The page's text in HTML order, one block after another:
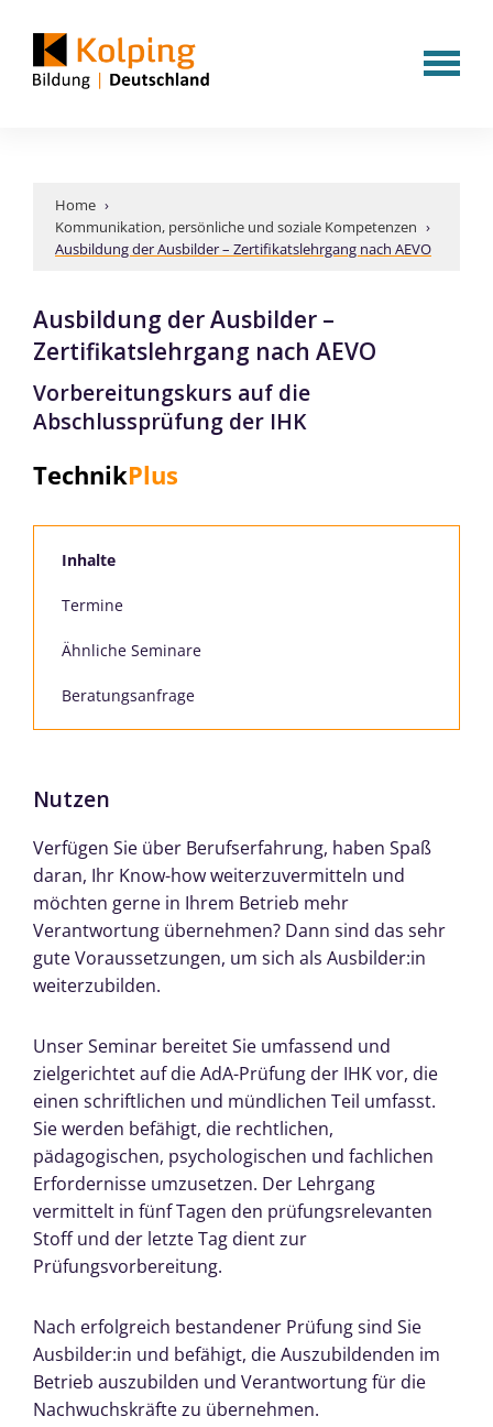
Home ›
Kommunikation, persönliche und soziale Kompetenzen ›
Ausbildung der Ausbilder – Zertifikatslehrgang nach AEVO
Ausbildung der Ausbilder –
Zertifikatslehrgang nach AEVO
Vorbereitungskurs auf die
Abschlussprüfung der IHK
TechnikPlus
Inhalte
Termine
Ähnliche Seminare
Beratungsanfrage
Nutzen
Verfügen Sie über Berufserfahrung, haben Spaß
daran, Ihr Know-how weiterzuvermitteln und
möchten gerne in Ihrem Betrieb mehr
Verantwortung übernehmen? Dann sind das sehr
gute Voraussetzungen, um sich als Ausbilder:in
weiterzubilden.
Unser Seminar bereitet Sie umfassend und
zielgerichtet auf die AdA-Prüfung der IHK vor, die
einen schriftlichen und mündlichen Teil umfasst.
Sie werden befähigt, die rechtlichen,
pädagogischen, psychologischen und fachlichen
Erfordernisse umzusetzen. Der Lehrgang
vermittelt in fünf Tagen den prüfungsrelevanten
Stoff und der letzte Tag dient zur
Prüfungsvorbereitung.
Nach erfolgreich bestandener Prüfung sind Sie
Ausbilder:in und befähigt, die Auszubildenden im
Betrieb auszubilden und Verantwortung für die
Nachwuchskräfte zu übernehmen.